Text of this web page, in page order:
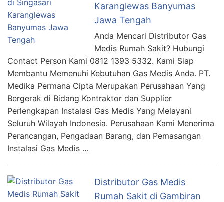
Karanglewas Banyumas
Jawa Tengah
Anda Mencari Distributor Gas
Medis Rumah Sakit? Hubungi
Contact Person Kami 0812 1393 5332. Kami Siap
Membantu Memenuhi Kebutuhan Gas Medis Anda. PT.
Medika Permana Cipta Merupakan Perusahaan Yang
Bergerak di Bidang Kontraktor dan Supplier
Perlengkapan Instalasi Gas Medis Yang Melayani
Seluruh Wilayah Indonesia. Perusahaan Kami Menerima
Perancangan, Pengadaan Barang, dan Pemasangan
Instalasi Gas Medis …
Distributor Gas Medis
Rumah Sakit di Gambiran